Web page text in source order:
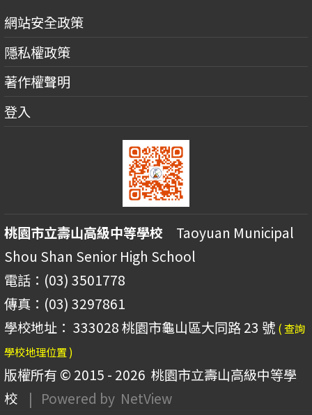
網站安全政策
隱私權政策
著作權聲明
登入
桃園市立壽山高級中等學校 Taoyuan Municipal
Shou Shan Senior High School
電話：(03) 3501778
傳真：(03) 3297861
學校地址： 333028 桃園市龜山區大同路 23 號 ( 查詢
學校地理位置 )
版權所有 © 2015 - 2026 桃園市立壽山高級中等學
校
| Powered by NetView